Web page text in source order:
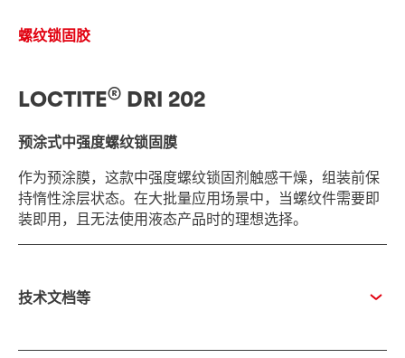
螺纹锁固胶
LOCTITE® DRI 202
预涂式中强度螺纹锁固膜
作为预涂膜，这款中强度螺纹锁固剂触感干燥，组装前保
持惰性涂层状态。在大批量应用场景中，当螺纹件需要即
装即用，且无法使用液态产品时的理想选择。
技术文档等